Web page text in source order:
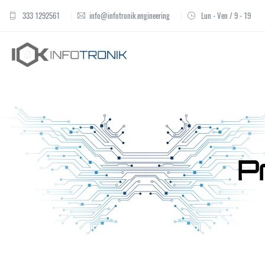
333 1292561 info@infotronik.engineering Lun - Ven / 9 - 19